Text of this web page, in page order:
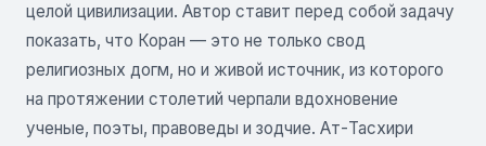
целой цивилизации. Автор ставит перед собой задачу
показать, что Коран — это не только свод
религиозных догм, но и живой источник, из которого
на протяжении столетий черпали вдохновение
ученые, поэты, правоведы и зодчие. Ат-Тасхири